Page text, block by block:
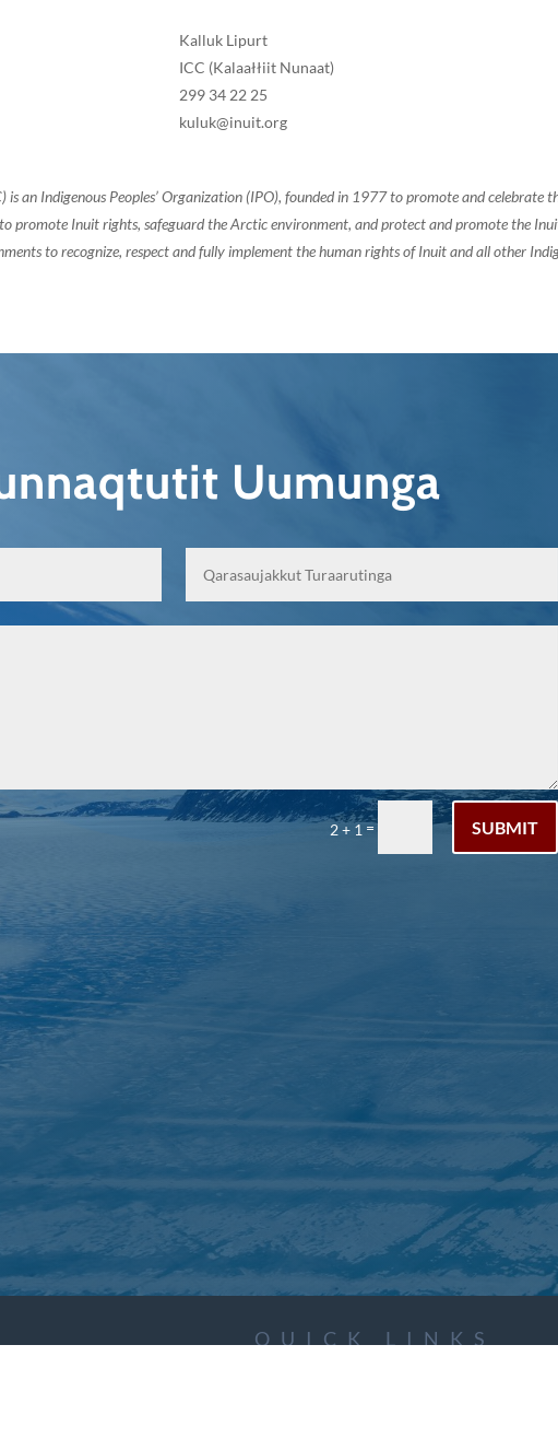
Kalluk Lipurt
ICC (Kalaałłiit Nunaat)
299 34 22 25
kuluk@inuit.org
is an Indigenous Peoples’ Organization (IPO), founded in 1977 to promote and
promote Inuit rights, safeguard the Arctic environment, and protect and promote the
to recognize, respect and fully implement the human rights of Inuit and all other
Uumunga
2 + 1= SUBMIT
QUICK LINKS